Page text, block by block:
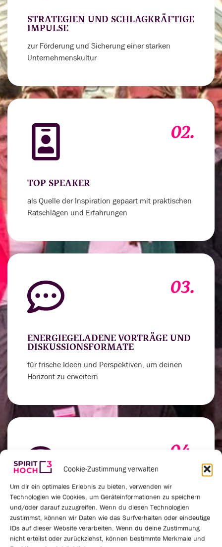
Cookie-Zustimmung verwalten
Um dir ein optimales Erlebnis zu bieten, verwenden wir
Technologien wie Cookies, um Geräteinformationen zu speichern
und/oder darauf zuzugreifen. Wenn du diesen Technologien
zustimmst, können wir Daten wie das Surfverhalten oder eindeutige
IDs auf dieser Website verarbeiten. Wenn du deine Zustimmung
nicht erteilst oder zurückziehst, können bestimmte Merkmale und
STRATEGIEN UND SCHLAGKRÄFTIGE
IMPULSE
zur Förderung und Sicherung einer starken
Unternehmenskultur
02.
TOP SPEAKER
als Quelle der Inspiration gepaart mit praktischen
Ratschlägen und Erfahrungen
03.
ENERGIEGELADENE VORTRÄGE UND
DISKUSSIONSFORMATE
für frische Ideen und Perspektiven, um deinen
Horizont zu erweitern
04.
VERNETZUNGSRUNDEN UND
PRAXISAUSTAUSCH
um deinen Spirit für außergewöhnliche
Leistungen anzukurbeln